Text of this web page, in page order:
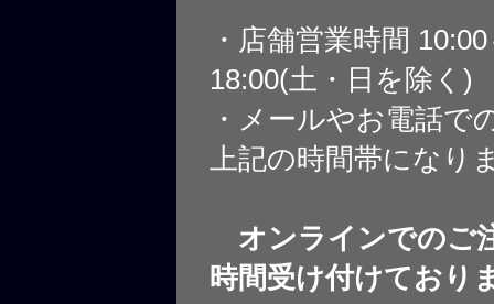
・店舗営業時間
18:00(土・日を除く)
・メールやお電話で
上記の時間帯になり
オンラインでのご
時間受け付けており